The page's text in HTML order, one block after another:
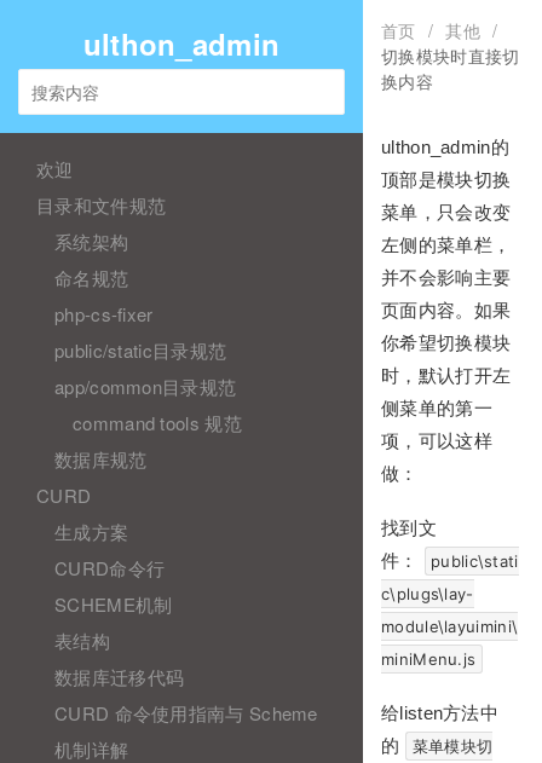
ulthon_admin
欢迎
目录和文件规范
系统架构
命名规范
php-cs-fixer
public/static目录规范
app/common目录规范
command tools 规范
数据库规范
CURD
生成方案
CURD命令行
SCHEME机制
表结构
数据库迁移代码
CURD 命令使用指南与 Scheme
机制详解
首页 / 其他 /
切换模块时直接切
换内容
ulthon_admin的
顶部是模块切换
菜单，只会改变
左侧的菜单栏，
并不会影响主要
页面内容。如果
你希望切换模块
时，默认打开左
侧菜单的第一
项，可以这样
做：
找到文
件：
public\stati
c\plugs\lay-
module\layuimini\
miniMenu.js
给listen方法中
的
菜单模块切